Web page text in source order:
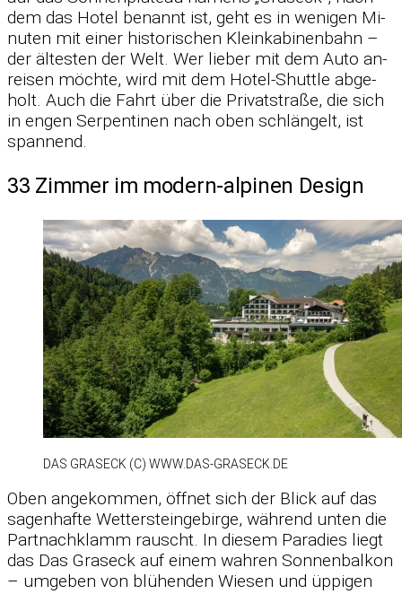
dem das Ho­tel be­nannt ist, geht es in we­ni­gen Mi­
nu­ten mit ei­ner his­to­ri­schen Klein­ka­bi­nen­bahn –
der äl­tes­ten der Welt. Wer lie­ber mit dem Auto an­
rei­sen möchte, wird mit dem Ho­tel-Shut­tle ab­ge­
holt. Auch die Fahrt über die Pri­vat­straße, die sich
in en­gen Ser­pen­ti­nen nach oben schlän­gelt, ist
span­nend.
33 Zimmer im modern-alpinen Design
DAS GRAS­ECK (C) WWW.DAS-GRASECK.DE
Oben an­ge­kom­men, öff­net sich der Blick auf das
sa­gen­hafte Wet­ter­stein­ge­birge, wäh­rend un­ten die
Part­nach­klamm rauscht. In die­sem Pa­ra­dies liegt
das Das Gras­eck auf ei­nem wah­ren Son­nen­bal­kon
– um­ge­ben von blü­hen­den Wie­sen und üp­pi­gen